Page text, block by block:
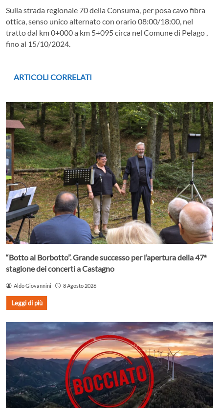
Sulla strada regionale 70 della Consuma, per posa cavo fibra
ottica, senso unico alternato con orario 08:00/18:00, nel
tratto dal km 0+000 a km 5+095 circa nel Comune di Pelago ,
fino al 15/10/2024.
ARTICOLI CORRELATI
“Botto al Borbotto”. Grande successo per l’apertura della 47ª
stagione dei concerti a Castagno
Aldo Giovannini 8 Agosto 2026
Leggi di più